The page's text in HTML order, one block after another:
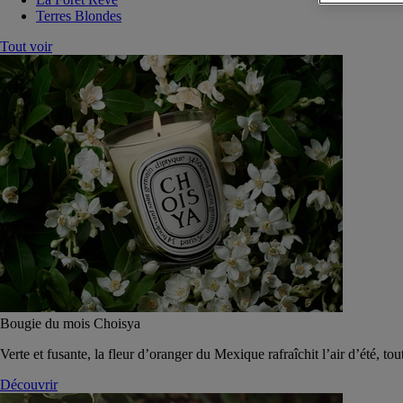
Terres Blondes
Tout voir
Bougie du mois Choisya
Verte et fusante, la fleur d’oranger du Mexique rafraîchit l’air d’été,
Découvrir